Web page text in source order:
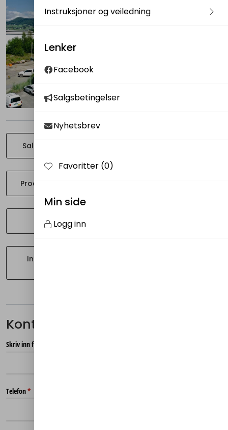
Salgsorganisasjon
Produktinformasjon
Kunder
Instruksjoner og
Kontakt oss
Instruksjoner og veiledning
Lenker
Facebook
Salgsbetingelser
Nyhetsbrev
Favoritter (0)
Min side
Logg inn